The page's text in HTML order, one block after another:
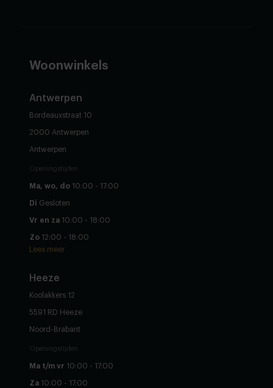
Woonwinkels
Antwerpen
Bordeauxstraat 10
2000 Antwerpen
Antwerpen
Openingstijden
Ma, wo, do 10:00 - 17:00
Di Gesloten
Vr en za 10:00 - 18:00
Zo 12:00 - 18:00
Lees meer
Heeze
Koolakkers 12
5591 RD Heeze
Noord-Brabant
Openingstijden
Ma t/m vr 10:00 - 17:00
Za 10:00 - 17:00